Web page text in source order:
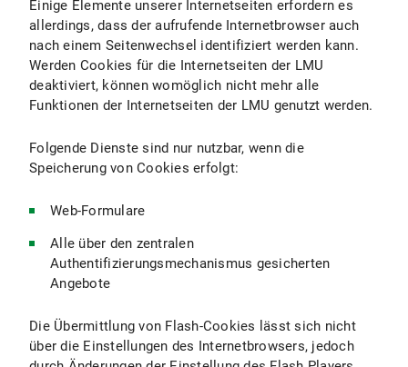
Einige Elemente unserer Internetseiten erfordern es
allerdings, dass der aufrufende Internetbrowser auch
nach einem Seitenwechsel identifiziert werden kann.
Werden Cookies für die Internetseiten der LMU
deaktiviert, können womöglich nicht mehr alle
Funktionen der Internetseiten der LMU genutzt werden.
Folgende Dienste sind nur nutzbar, wenn die
Speicherung von Cookies erfolgt:
Web-Formulare
Alle über den zentralen
Authentifizierungsmechanismus gesicherten
Angebote
Die Übermittlung von Flash-Cookies lässt sich nicht
über die Einstellungen des Internetbrowsers, jedoch